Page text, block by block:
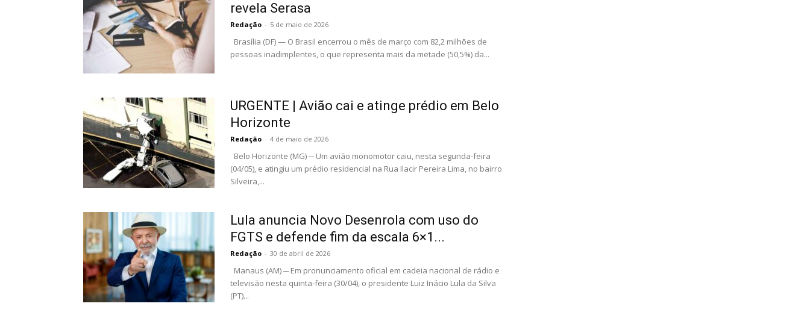
revela Serasa
Redação - 5 de maio de 2026
Brasília (DF) — O Brasil encerrou o mês de março com 82,2 milhões de
pessoas inadimplentes, o que representa mais da metade (50,5%) da...
URGENTE | Avião cai e atinge prédio em Belo
Horizonte
Redação - 4 de maio de 2026
Belo Horizonte (MG) ─ Um avião monomotor caiu, nesta segunda-feira
(04/05), e atingiu um prédio residencial na Rua Ilacir Pereira Lima, no bairro
Silveira,...
Lula anuncia Novo Desenrola com uso do
FGTS e defende fim da escala 6×1...
Redação - 30 de abril de 2026
Manaus (AM) ─ Em pronunciamento oficial em cadeia nacional de rádio e
televisão nesta quinta-feira (30/04), o presidente Luiz Inácio Lula da Silva
(PT)...